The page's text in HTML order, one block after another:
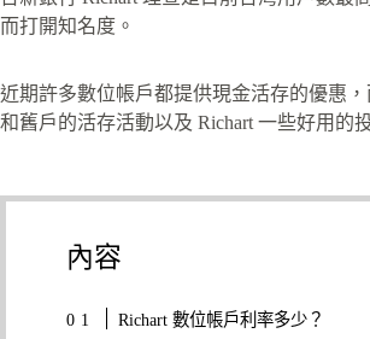
而打開知名度。
近期許多數位帳戶都提供現金活存的優惠
和舊戶的活存活動以及 Richart 一些好用的
內容
Richart 數位帳戶利率多少？